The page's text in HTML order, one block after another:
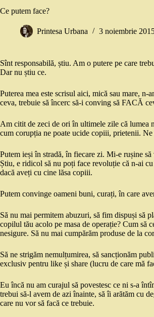
Ce putem face?
Printesa Urbana 3 noiembrie
Sînt responsabilă, știu. Am o putere pe care
Dar nu știu ce.
Puterea mea este scrisul aici, mică sau mare,
ceva, trebuie să încerc să-i conving să FACĂ
Am citit de zeci de ori în ultimele zile că lumea
cum corupția ne poate ucide copiii, prietenii.
Putem ieși în stradă, în fiecare zi. Mi-e rușine
Știu, e ridicol să nu poți face revoluție că n-ai
dacă aveți cu cine lăsa copiii.
Putem convinge oameni buni, curați, în care
Să nu mai permitem abuzuri, să fim dispuși să
copilul tău acolo pe masa de operație? Cum să
nesigure. Să nu mai cumpărăm produse de la
Să ne strigăm nemulțumirea, să sancționăm
exclusiv pentru like și share (lucru de care mă
Eu încă nu am curajul să povestesc ce ni s-a
trebui să-l avem de azi înainte, să îi arătăm cu
care nu vor să facă ce trebuie.